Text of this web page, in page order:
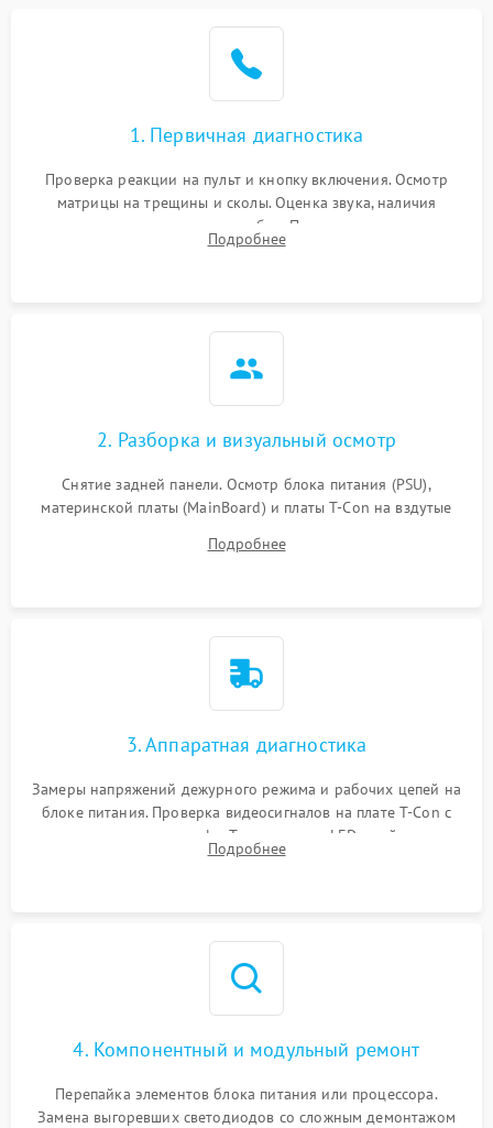
1. Первичная диагностика
Проверка реакции на пульт и кнопку включения. Осмотр
матрицы на трещины и сколы. Оценка звука, наличия
подсветки и индикаторов ошибок. Подключение тестовых
источников сигнала для выявления симптомов поломки.
Подробнее
2. Разборка и визуальный осмотр
Снятие задней панели. Осмотр блока питания (PSU),
материнской платы (MainBoard) и платы T-Con на вздутые
Проверка надежности фиксации и целостности шлейфов.
Подробнее
3. Аппаратная диагностика
Замеры напряжений дежурного режима и рабочих цепей на
блоке питания. Проверка видеосигналов на плате T-Con с
помощью осциллографа. Тестирование LED-драйвера и
светодиодных планок подсветки мультиметром.
Подробнее
4. Компонентный и модульный ремонт
Перепайка элементов блока питания или процессора.
Замена выгоревших светодиодов со сложным демонтажом